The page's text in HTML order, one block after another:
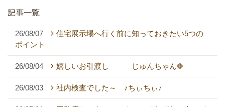
記事一覧
26/08/07
住宅展示場へ行く前に知っておきたい5つの
ポイント
26/08/04 嬉しいお引渡し じゅんちゃん❁
26/08/03 社内検査でした～ ♪ちぃちぃ♪